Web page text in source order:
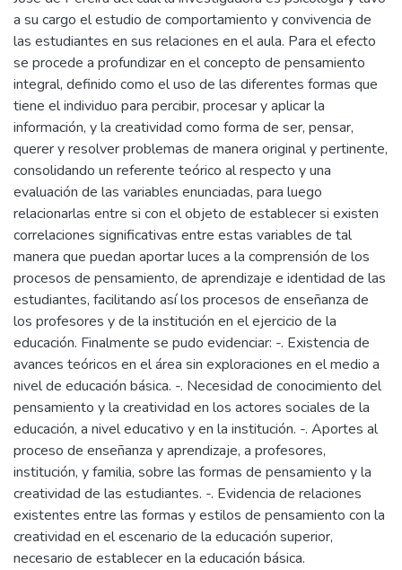
a su cargo el estudio de comportamiento y convivencia de
las estudiantes en sus relaciones en el aula. Para el efecto
se procede a profundizar en el concepto de pensamiento
integral, definido como el uso de las diferentes formas que
tiene el individuo para percibir, procesar y aplicar la
información, y la creatividad como forma de ser, pensar,
querer y resolver problemas de manera original y pertinente,
consolidando un referente teórico al respecto y una
evaluación de las variables enunciadas, para luego
relacionarlas entre si con el objeto de establecer si existen
correlaciones significativas entre estas variables de tal
manera que puedan aportar luces a la comprensión de los
procesos de pensamiento, de aprendizaje e identidad de las
estudiantes, facilitando así los procesos de enseñanza de
los profesores y de la institución en el ejercicio de la
educación. Finalmente se pudo evidenciar: -. Existencia de
avances teóricos en el área sin exploraciones en el medio a
nivel de educación básica. -. Necesidad de conocimiento del
pensamiento y la creatividad en los actores sociales de la
educación, a nivel educativo y en la institución. -. Aportes al
proceso de enseñanza y aprendizaje, a profesores,
institución, y familia, sobre las formas de pensamiento y la
creatividad de las estudiantes. -. Evidencia de relaciones
existentes entre las formas y estilos de pensamiento con la
creatividad en el escenario de la educación superior,
necesario de establecer en la educación básica.